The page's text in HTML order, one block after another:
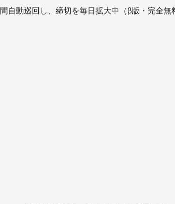
自動巡回し、締切を毎日拡大中（β版・完全無